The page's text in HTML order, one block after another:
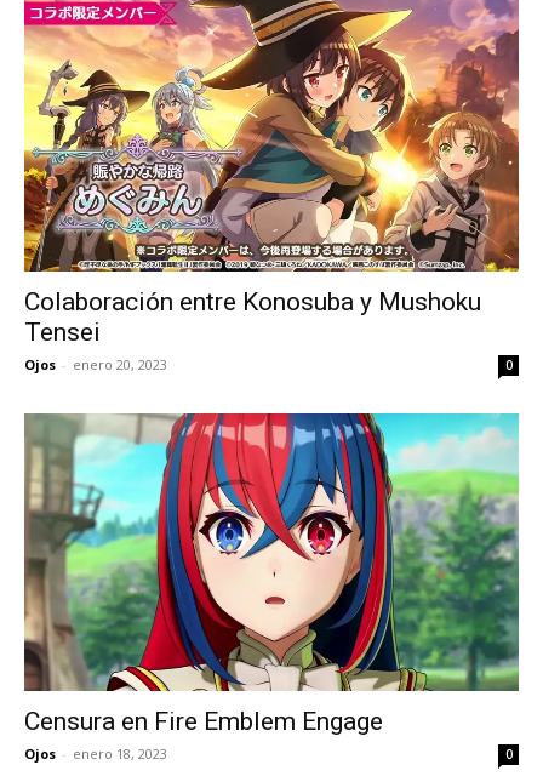
Colaboración entre Konosuba y Mushoku
Tensei
Ojos - enero 20, 2023 0
Censura en Fire Emblem Engage
Ojos - enero 18, 2023 0